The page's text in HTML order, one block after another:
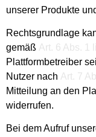
unserer Produkte
Rechtsgrundlage
gemäß Art. 6 Abs. 1
Plattformbetreiber
Nutzer nach Art. 7
Mitteilung an den
widerrufen.
Bei dem Aufruf